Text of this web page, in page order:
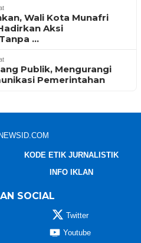
Wali Kota Munafri
Aksi
…
Publik, Mengurangi
Pemerintahan
KODE ETIK JURNALISTIK
INFO IKLAN
SOCIAL
Twitter
Youtube